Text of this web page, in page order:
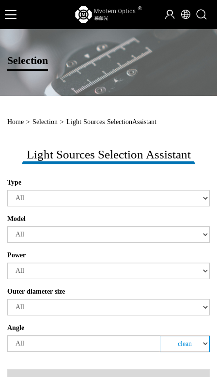
Selection
Home > Selection > Light Sources SelectionAssistant
Light Sources Selection Assistant
Type
Model
Power
Outer diameter size
Angle
clean